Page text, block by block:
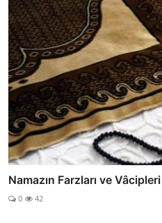
Namazın Farzları ve Vâcipleri
0 42